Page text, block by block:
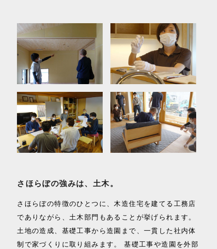
さほらぼの強みは、土木。
さほらぼの特徴のひとつに、木造住宅を建てる工務店
でありながら、土木部門もあることが挙げられます。
土地の造成、基礎工事から造園まで、一貫した社内体
制で家づくりに取り組みます。 基礎工事や造園を外部